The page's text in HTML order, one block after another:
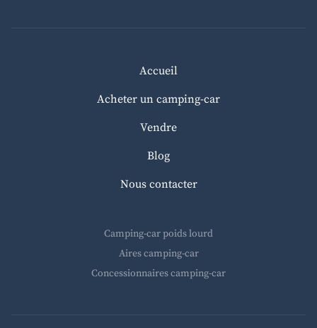
Accueil
Acheter un camping-car
Vendre
Blog
Nous contacter
Camping-car poids lourd
Aires camping-car
Concessionnaires camping-car